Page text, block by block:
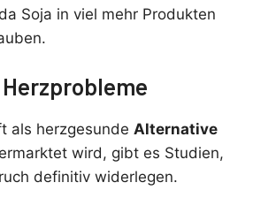
Soja in viel mehr Produkten
als herzgesunde Alternative
wird, gibt es Studien,
definitiv widerlegen.